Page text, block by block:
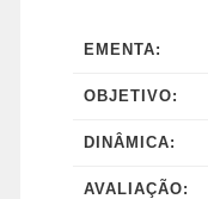
EMENTA:
OBJETIVO:
DINÂMICA:
AVALIAÇÃO: